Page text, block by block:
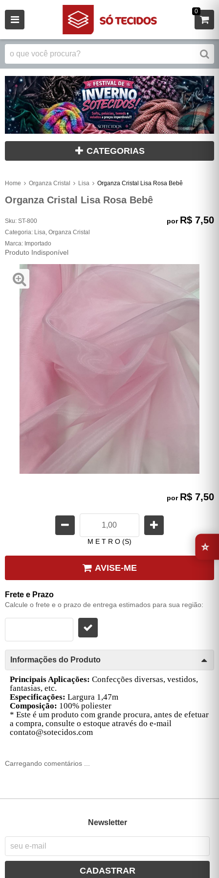
0
CATEGORIAS
Home Organza Cristal Lisa Organza Cristal Lisa Rosa Bebê
Organza Cristal Lisa Rosa Bebê
Sku: ST-800
Categoria: Lisa Organza Cristal
Marca: Importado
Produto Indisponível
por R$ 7,50
por R$ 7,50
M E T R O (S)
AVISE-ME
Frete e Prazo
Calcule o frete e o prazo de entrega estimados para sua região:
Informações do Produto
Principais Aplicações: Confecções diversas, vestidos,
fantasias, etc.
Especificações: Largura 1,47m
Composição: 100% poliester
* Este é um produto com grande procura, antes de efetuar
a compra, consulte o estoque através do e-mail
contato@sotecidos.com
Carregando comentários ...
Newsletter
CADASTRAR
⭐